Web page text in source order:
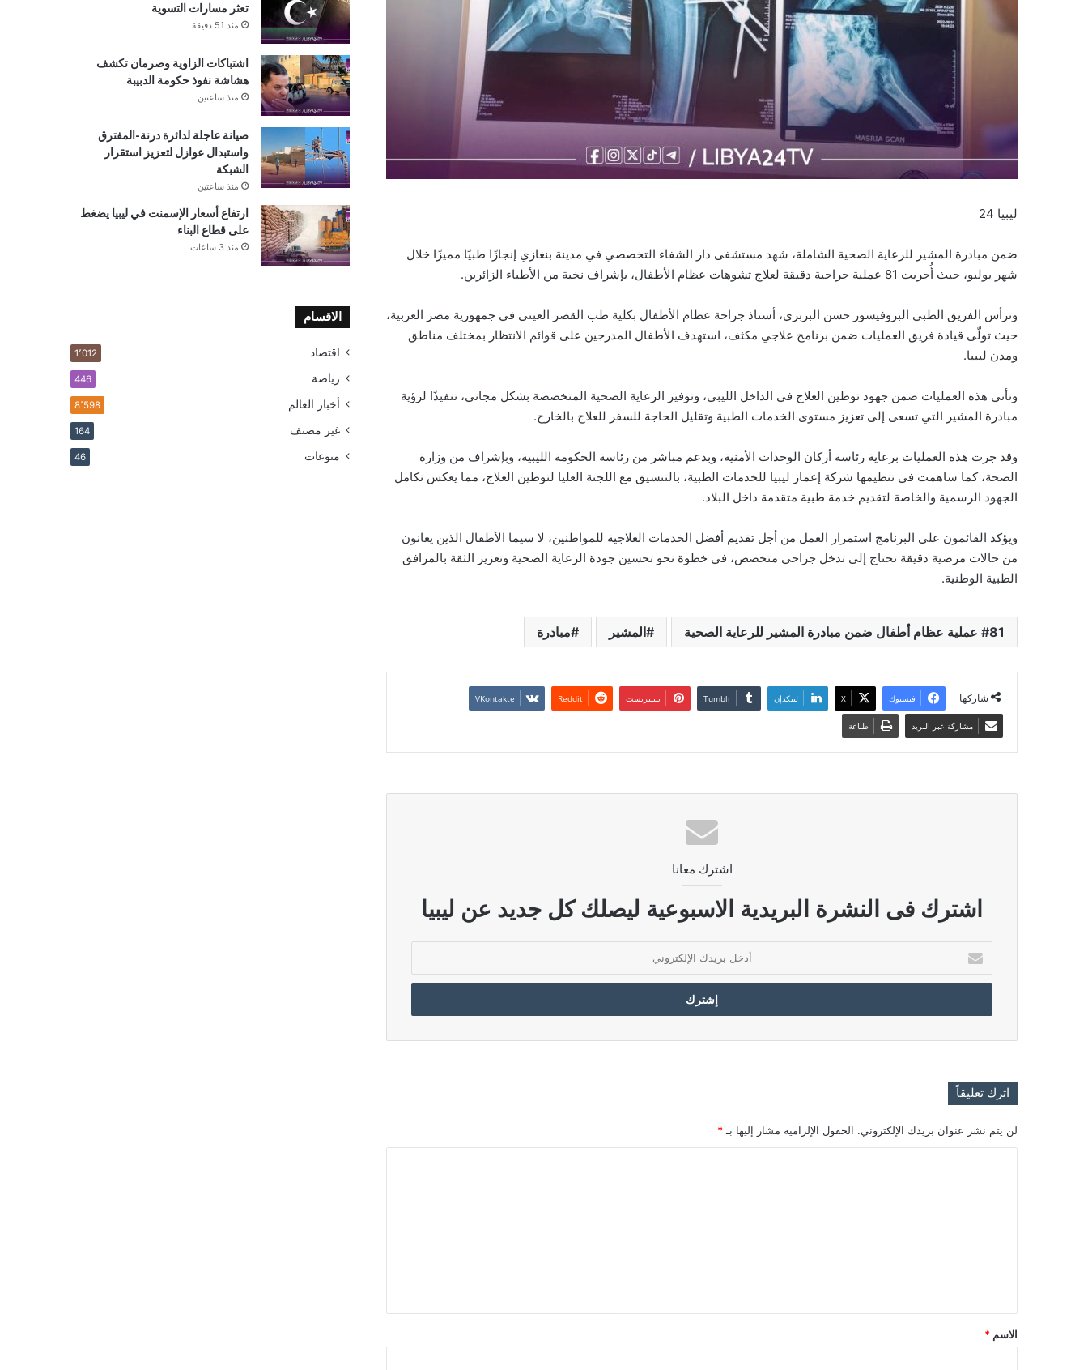
ليبيا 24
ضمن مبادرة المشير للرعاية الصحية الشاملة، شهد مستشفى دار الشفاء التخصصي في مدينة بنغازي إنجازًا طبيًا مميزًا خلال
شهر يوليو، حيث أُجريت 81 عملية جراحية دقيقة لعلاج تشوهات عظام الأطفال، بإشراف نخبة من الأطباء الزائرين.
وترأس الفريق الطبي البروفيسور حسن البربري، أستاذ جراحة عظام الأطفال بكلية طب القصر العيني في جمهورية مصر العربية،
حيث تولّى قيادة فريق العمليات ضمن برنامج علاجي مكثف، استهدف الأطفال المدرجين على قوائم الانتظار بمختلف مناطق
ومدن ليبيا.
وتأتي هذه العمليات ضمن جهود توطين العلاج في الداخل الليبي، وتوفير الرعاية الصحية المتخصصة بشكل مجاني، تنفيذًا لرؤية
مبادرة المشير التي تسعى إلى تعزيز مستوى الخدمات الطبية وتقليل الحاجة للسفر للعلاج بالخارج.
وقد جرت هذه العمليات برعاية رئاسة أركان الوحدات الأمنية، وبدعم مباشر من رئاسة الحكومة الليبية، وبإشراف من وزارة
الصحة، كما ساهمت في تنظيمها شركة إعمار ليبيا للخدمات الطبية، بالتنسيق مع اللجنة العليا لتوطين العلاج، مما يعكس تكامل
الجهود الرسمية والخاصة لتقديم خدمة طبية متقدمة داخل البلاد.
ويؤكد القائمون على البرنامج استمرار العمل من أجل تقديم أفضل الخدمات العلاجية للمواطنين، لا سيما الأطفال الذين يعانون
من حالات مرضية دقيقة تحتاج إلى تدخل جراحي متخصص، في خطوة نحو تحسين جودة الرعاية الصحية وتعزيز الثقة بالمرافق
الطبية الوطنية.
81 عملية عظام أطفال ضمن مبادرة المشير للرعاية الصحية المشير مبادرة
شاركها فيسبوك ‫X لينكدإن بينتيريست
مشاركة عبر البريد طباعة
اشترك معانا
اشترك فى النشرة البريدية الاسبوعية ليصلك كل جديد عن ليبيا
بريدك
الإلكتروني
اترك تعليقاً
لن يتم نشر عنوان بريدك الإلكتروني. الحقول الإلزامية مشار إليها بـ *
*
الاسم *
تعثر مسارات التسوية
منذ 51 دقيقة
اشتباكات الزاوية وصرمان تكشف
هشاشة نفوذ حكومة الدبيبة
منذ ساعتين
صيانة عاجلة لدائرة درنة-المفترق
واستبدال عوازل لتعزيز استقرار
الشبكة
منذ ساعتين
ارتفاع أسعار الإسمنت في ليبيا يضغط
على قطاع البناء
منذ 3 ساعات
الاقسام
اقتصاد 1٬012
رياضة 446
أخبار العالم 8٬598
غير مصنف 164
منوعات 46